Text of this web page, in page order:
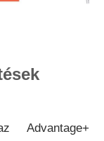
Advantage+